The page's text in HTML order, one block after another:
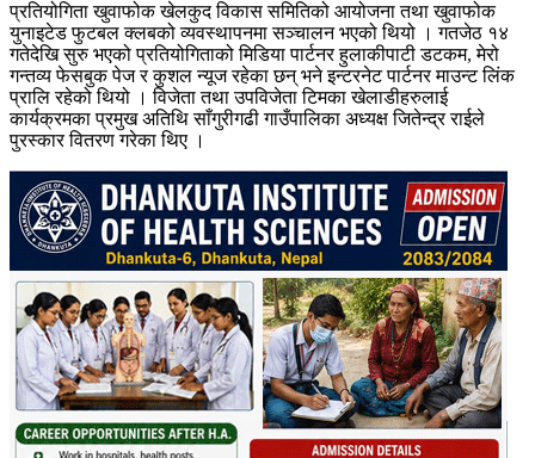
प्रतियोगिता खुवाफोक खेलकुद विकास समितिको आयोजना तथा खुवाफोक
युनाइटेड फुटबल क्लबको व्यवस्थापनमा सञ्चालन भएको थियो । गतजेठ १४
गतेदेखि सुरु भएको प्रतियोगिताको मिडिया पार्टनर हुलाकीपाटी डटकम, मेरो
गन्तव्य फेसबुक पेज र कुशल न्यूज रहेका छन् भने इन्टरनेट पार्टनर माउन्ट लिंक
प्रालि रहेको थियो । विजेता तथा उपविजेता टिमका खेलाडीहरुलाई
कार्यक्रमका प्रमुख अतिथि साँगुरीगढी गाउँपालिका अध्यक्ष जितेन्द्र राईले
पुरस्कार वितरण गरेका थिए ।